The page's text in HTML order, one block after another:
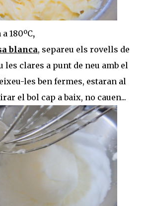
180ºC,
blanca, separeu els rovells de
les clares a punt de neu amb el
les ben fermes, estaran al
el bol cap a baix, no cauen...